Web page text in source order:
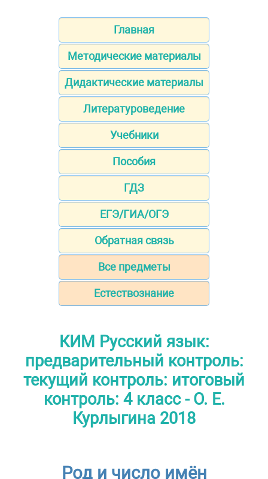
Главная
Методические материалы
Дидактические материалы
Литературоведение
Учебники
Пособия
ГДЗ
ЕГЭ/ГИА/ОГЭ
Обратная связь
Все предметы
Естествознание
КИМ Русский язык:
предварительный контроль:
текущий контроль: итоговый
контроль: 4 класс - О. Е.
Курлыгина 2018
Род и число имён